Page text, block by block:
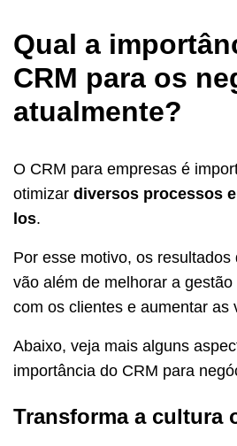
Qual a
CRM para os
atualmente?
O CRM para empresas é
otimizar diversos processos
los.
Por esse motivo, os
vão além de melhorar a
com os clientes e aumentar as
Abaixo, veja mais alguns
importância do CRM para
Transforma a cultura